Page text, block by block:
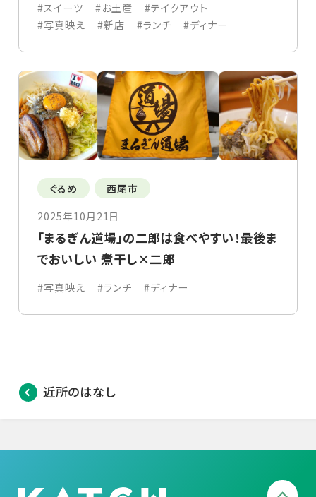
#スイーツ #お土産
#テイクアウト
#写真映え
#新店 #ランチ #ディナー
ぐるめ
西尾市
2025年10月21日
「まるぎん道場」の二郎は食べやすい！最後ま
でおいしい 煮干し×二郎
#写真映え #ランチ #ディナー
近所のはなし